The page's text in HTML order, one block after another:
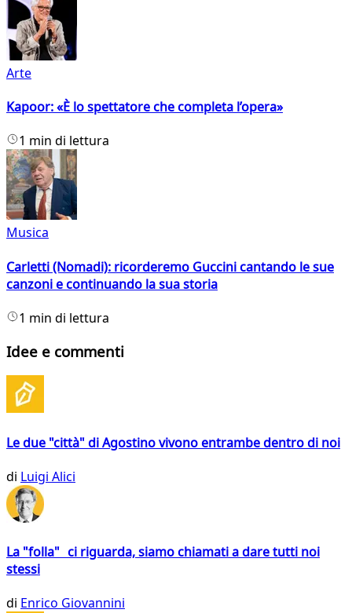
Arte
Kapoor: «È lo spettatore che completa l’opera»
1 min di lettura
Musica
Carletti (Nomadi): ricorderemo Guccini cantando le sue
canzoni e continuando la sua storia
1 min di lettura
Idee e commenti
Le due "città" di Agostino vivono entrambe dentro di noi
di Luigi Alici
La "folla" ci riguarda, siamo chiamati a dare tutti noi
stessi
di Enrico Giovannini